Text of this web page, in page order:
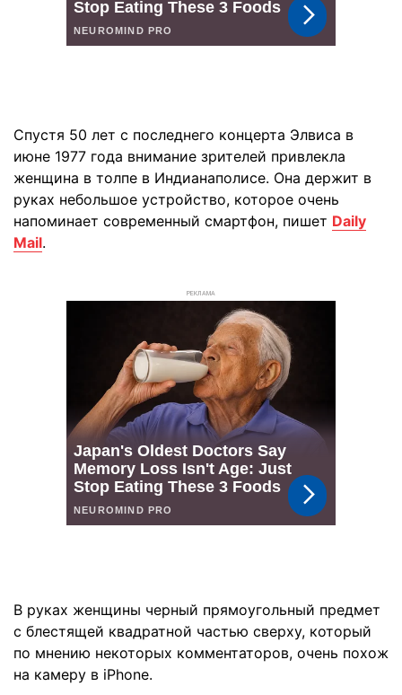
Спустя 50 лет с последнего концерта Элвиса в
июне 1977 года внимание зрителей привлекла
женщина в толпе в Индианаполисе. Она держит в
руках небольшое устройство, которое очень
напоминает современный смартфон, пишет Daily
Mail.
РЕКЛАМА
В руках женщины черный прямоугольный предмет
с блестящей квадратной частью сверху, который
по мнению некоторых комментаторов, очень похож
на камеру в iPhone.